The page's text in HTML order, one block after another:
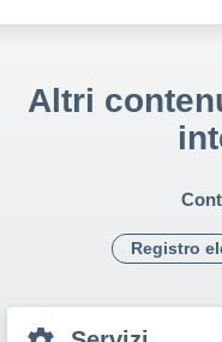
Altri
Registro